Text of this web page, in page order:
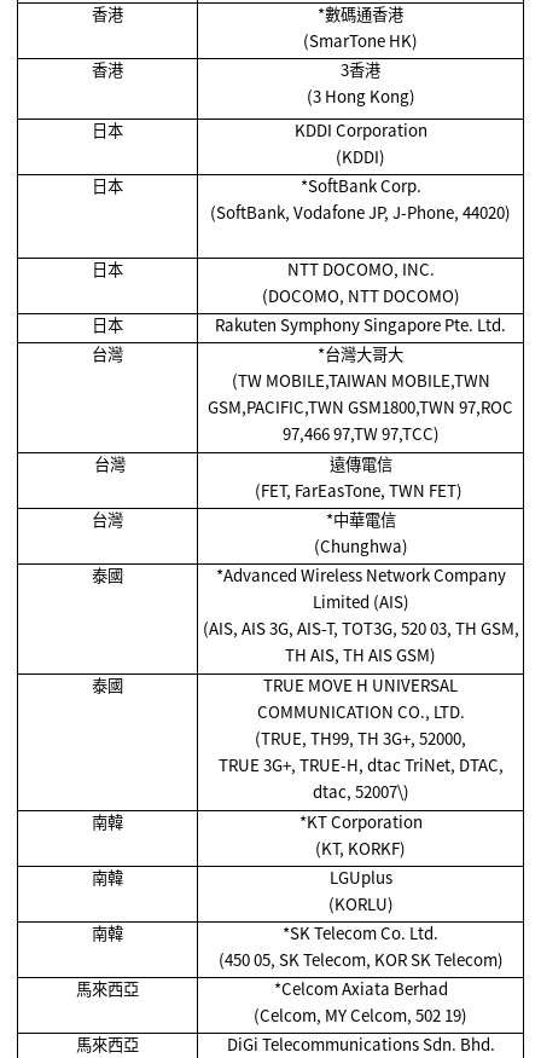
香港
*數碼通香港
(SmarTone HK)
香港
3香港
(3 Hong Kong)
日本
KDDI Corporation
(KDDI)
日本
*SoftBank Corp.
(SoftBank, Vodafone JP, J-Phone, 44020)
日本
NTT DOCOMO, INC.
(DOCOMO, NTT DOCOMO)
日本
Rakuten Symphony Singapore Pte. Ltd.
台灣
*台灣大哥大
(TW MOBILE,TAIWAN MOBILE,TWN
GSM,PACIFIC,TWN GSM1800,TWN 97,ROC
97,466 97,TW 97,TCC)
台灣
遠傳電信
(FET, FarEasTone, TWN FET)
台灣
*中華電信
(Chunghwa)
泰國
*Advanced Wireless Network Company
Limited (AIS)
(AIS, AIS 3G, AIS-T, TOT3G, 520 03, TH GSM,
TH AIS, TH AIS GSM)
泰國
TRUE MOVE H UNIVERSAL
COMMUNICATION CO., LTD.
(TRUE, TH99, TH 3G+, 52000,
TRUE 3G+, TRUE-H, dtac TriNet, DTAC,
dtac, 52007\)
南韓
*KT Corporation
(KT, KORKF)
南韓
LGUplus
(KORLU)
南韓
*SK Telecom Co. Ltd.
(450 05, SK Telecom, KOR SK Telecom)
馬來西亞
*Celcom Axiata Berhad
(Celcom, MY Celcom, 502 19)
馬來西亞
DiGi Telecommunications Sdn. Bhd.